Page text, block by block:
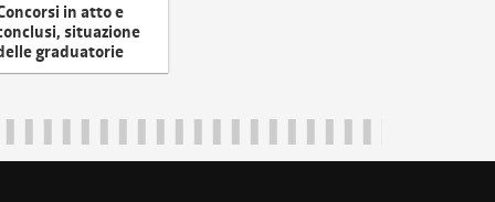
in atto e
situazione
graduatorie